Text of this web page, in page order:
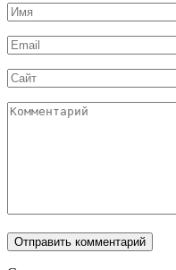
Имя
*
Email
*
Сайт
Комментарий